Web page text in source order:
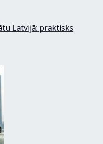
Latvijā: praktisks